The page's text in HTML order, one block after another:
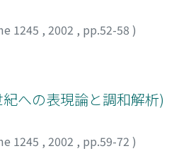
1245 , 2002 , pp.52-58 )
への表現論と調和解析)
1245 , 2002 , pp.59-72 )